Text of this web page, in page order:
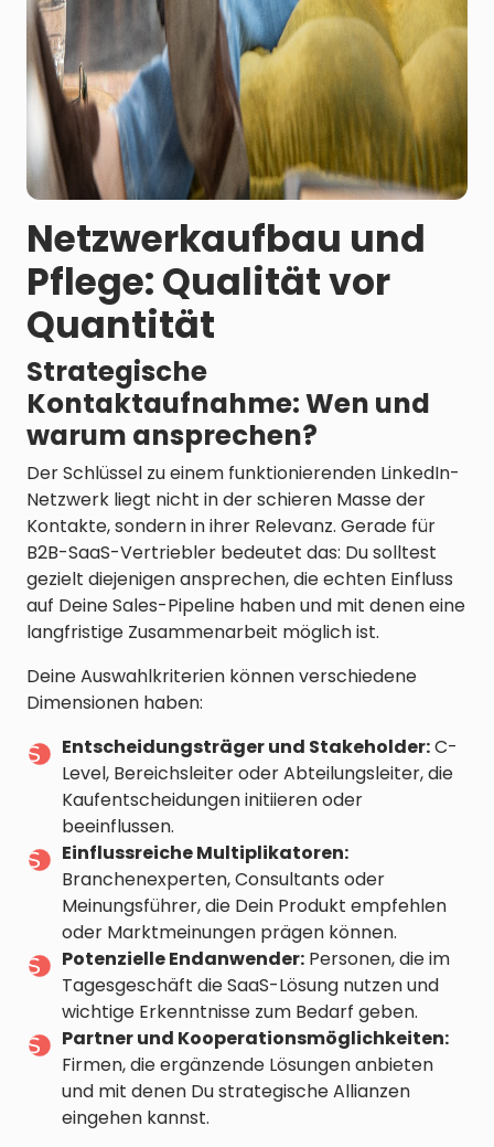
Netzwerkaufbau und
Pflege: Qualität vor
Quantität
Strategische
Kontaktaufnahme: Wen und
warum ansprechen?
Der Schlüssel zu einem funktionierenden LinkedIn-
Netzwerk liegt nicht in der schieren Masse der
Kontakte, sondern in ihrer Relevanz. Gerade für
B2B-SaaS-Vertriebler bedeutet das: Du solltest
gezielt diejenigen ansprechen, die echten Einfluss
auf Deine Sales-Pipeline haben und mit denen eine
langfristige Zusammenarbeit möglich ist.
Deine Auswahlkriterien können verschiedene
Dimensionen haben:
Entscheidungsträger und Stakeholder:C-
Level, Bereichsleiter oder Abteilungsleiter, die
Kaufentscheidungen initiieren oder
beeinflussen.
Einflussreiche Multiplikatoren:
Branchenexperten, Consultants oder
Meinungsführer, die Dein Produkt empfehlen
oder Marktmeinungen prägen können.
Potenzielle Endanwender: Personen, die im
Tagesgeschäft die SaaS-Lösung nutzen und
wichtige Erkenntnisse zum Bedarf geben.
Partner und Kooperationsmöglichkeiten:
Firmen, die ergänzende Lösungen anbieten
und mit denen Du strategische Allianzen
eingehen kannst.